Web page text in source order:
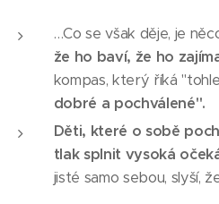
…Co se však děje, je
že ho baví, že ho
kompas, který říká
dobré a pochválené".
Děti, které o sobě
tlak splnit vysoká
jisté samo sebou, slyší,